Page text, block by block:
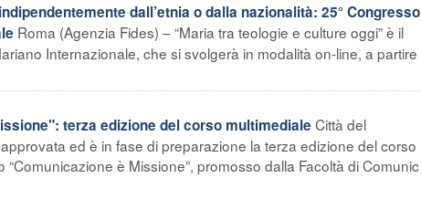
dall’etnia o dalla nazionalità: 25° Congresso
Roma (Agenzia Fides) – “Maria tra teologie e culture oggi” è il
Internazionale, che si svolgerà in modalità on-line, a partire
terza edizione del corso multimediale Città del
ed è in fase di preparazione la terza edizione del corso
è Missione”, promosso dalla Facoltà di Comunic